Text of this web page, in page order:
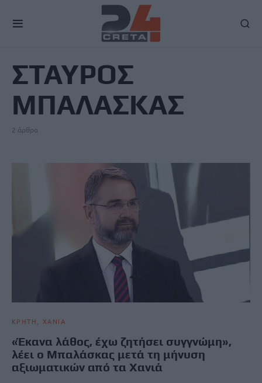
ΣΤΑΥΡΟΣ
ΜΠΑΛΑΣΚΑΣ
2 άρθρα
ΚΡΗΤΗ ΧΑΝΙΑ
«Έκανα λάθος, έχω ζητήσει συγγνώμη»,
λέει ο Μπαλάσκας μετά τη μήνυση
αξιωματικών από τα Χανιά